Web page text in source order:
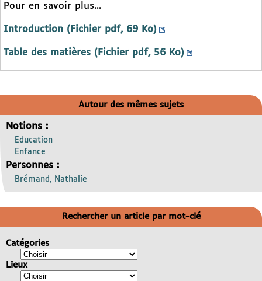
Pour en savoir plus...
Introduction (Fichier pdf, 69 Ko)
Table des matières (Fichier pdf, 56 Ko)
Autour des mêmes sujets
Notions :
Education
Enfance
Personnes :
Brémand, Nathalie
Rechercher un article par mot-clé
Catégories
Lieux